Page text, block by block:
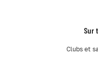
Sur
Clubs et